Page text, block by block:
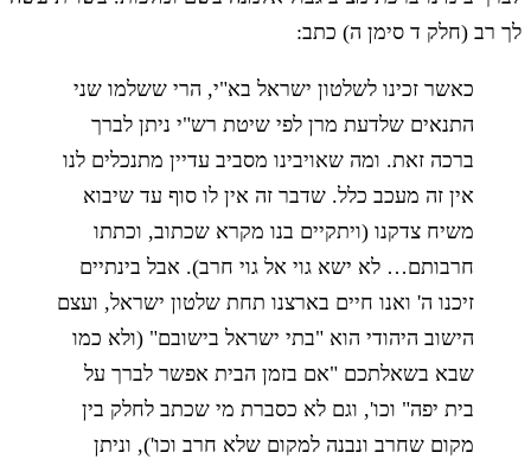
לך רב (חלק ד סימן ה) כתב:
כאשר זכינו לשלטון ישראל בא"י, הרי ששלמו שני
התנאים שלדעת מרן לפי שיטת רש"י ניתן לברך
ברכה זאת. ומה שאויבינו מסביב עדיין מתנכלים לנו
אין זה מעכב כלל. שדבר זה אין לו סוף עד שיבוא
משיח צדקנו (ויתקיים בנו מקרא שכתוב, וכתתו
חרבותם… לא ישא גוי אל גוי חרב). אבל בינתיים
זיכנו ה' ואנו חיים בארצנו תחת שלטון ישראל, ועצם
הישוב היהודי הוא "בתי ישראל בישובם" (ולא כמו
שבא בשאלתכם "אם בזמן הבית אפשר לברך על
בית יפה" וכו', וגם לא כסברת מי שכתב לחלק בין
מקום שחרב ונבנה למקום שלא חרב וכו'), וניתן